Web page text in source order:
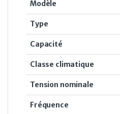
Modèle
Type
Capacité
Classe climatique
Tension nominale
Fréquence